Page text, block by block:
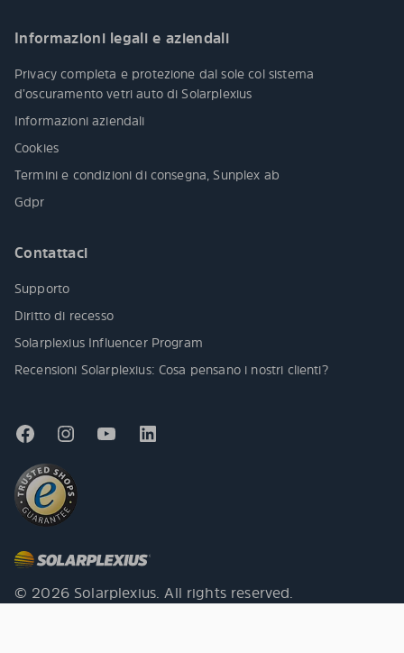
Informazioni legali e aziendali
Privacy completa e protezione dal sole col sistema
d’oscuramento vetri auto di Solarplexius
Informazioni aziendali
Cookies
Termini e condizioni di consegna, Sunplex ab
Gdpr
Contattaci
Supporto
Diritto di recesso
Solarplexius Influencer Program
Recensioni Solarplexius: Cosa pensano i nostri clienti?
© 2026 Solarplexius. All rights reserved.